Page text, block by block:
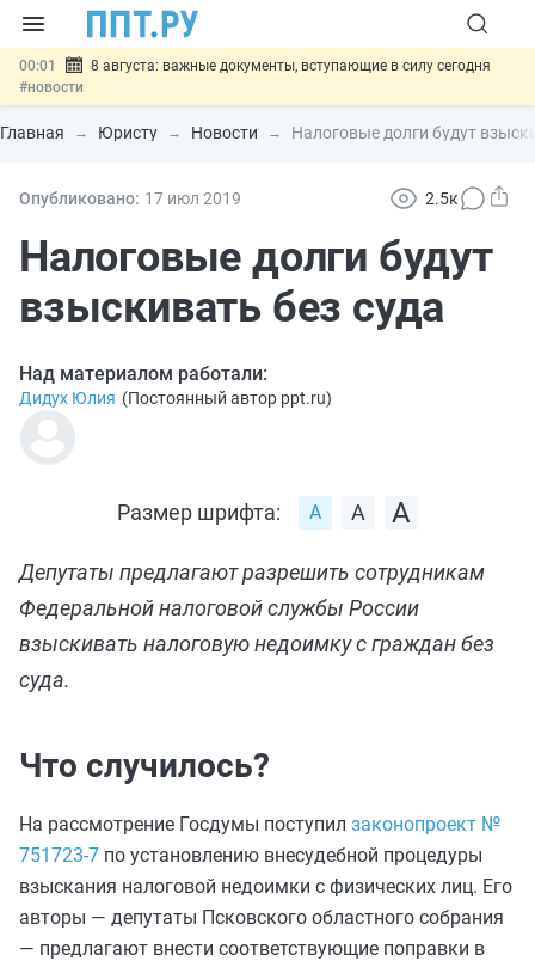
00:01
8 августа: важные документы, вступающие в силу сегодня
#новости
07.08 Подписан закон о блокировке продажи опасных товаров через
«Честный знак»#новости
07.08 Госпошлину за устранение ошибок в документах предлагают
07.08
Разработают единые критерии трудовых и ГПХ-
отношений #новости
Главная Юристу Новости Налоговые долги будут
Опубликовано: 17 июл 2019 2.5к
Налоговые долги будут
взыскивать без суда
Над материалом работали:
Дидух Юлия (Постоянный автор ppt.ru)
Размер шрифта:
Депутаты предлагают разрешить сотрудникам
Федеральной налоговой службы России
взыскивать налоговую недоимку с граждан без
суда.
Что случилось?
На рассмотрение Госдумы поступил законопроект №
751723-7 по установлению внесудебной процедуры
взыскания налоговой недоимки с физических лиц. Его
авторы — депутаты Псковского областного собрания
— предлагают внести соответствующие поправки в